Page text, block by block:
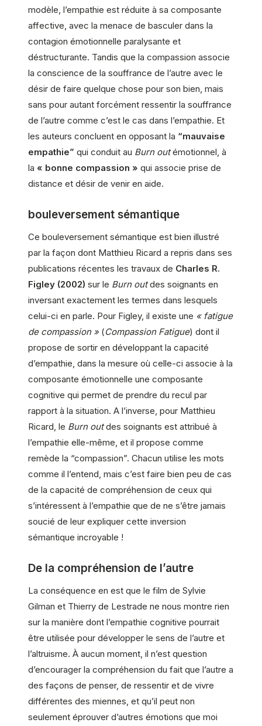
modèle, l’empathie est réduite à sa composante
affective, avec la menace de basculer dans la
contagion émotionnelle paralysante et
déstructurante. Tandis que la compassion associe
la conscience de la souffrance de l’autre avec le
désir de faire quelque chose pour son bien, mais
sans pour autant forcément ressentir la souffrance
de l’autre comme c’est le cas dans l’empathie. Et
les auteurs concluent en opposant la “mauvaise
empathie” qui conduit au Burn outémotionnel, à
la « bonne compassion » qui associe prise de
distance et désir de venir en aide.
bouleversement sémantique
Ce bouleversement sémantique est bien illustré
par la façon dont Matthieu Ricard a repris dans ses
publications récentes les travaux de Charles R.
Figley (2002) sur le Burn outdes soignants en
inversant exactement les termes dans lesquels
celui-ci en parle. Pour Figley, il existe une « fatigue
de compassion » (Compassion Fatigue) dont il
propose de sortir en développant la capacité
d’empathie, dans la mesure où celle-ci associe à la
composante émotionnelle une composante
cognitive qui permet de prendre du recul par
rapport à la situation. A l’inverse, pour Matthieu
Ricard, le Burn outdes soignants est attribué à
l’empathie elle-même, et il propose comme
remède la “compassion”. Chacun utilise les mots
comme il l’entend, mais c’est faire bien peu de cas
de la capacité de compréhension de ceux qui
s’intéressent à l’empathie que de ne s’être jamais
soucié de leur expliquer cette inversion
sémantique incroyable !
De la compréhension de l’autre
La conséquence en est que le film de Sylvie
Gilman et Thierry de Lestrade ne nous montre rien
sur la manière dont l’empathie cognitive pourrait
être utilisée pour développer le sens de l’autre et
l’altruisme. À aucun moment, il n’est question
d’encourager la compréhension du fait que l’autre a
des façons de penser, de ressentir et de vivre
différentes des miennes, et qu’il peut non
seulement éprouver d’autres émotions que moi